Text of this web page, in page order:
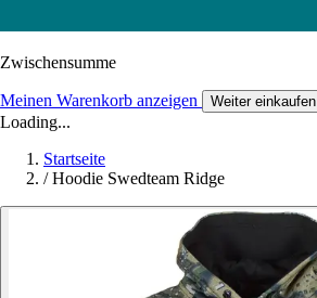
Zwischensumme
Meinen Warenkorb anzeigen Weiter einkaufen
Loading...
Startseite
/ Hoodie Swedteam Ridge